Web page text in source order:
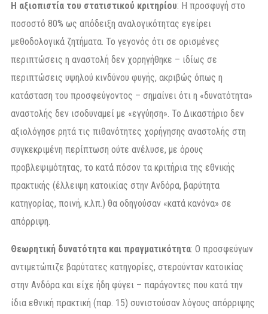
Η αξιοπιστία του στατιστικού κριτηρίου: Η προσφυγή στο
ποσοστό 80% ως απόδειξη αναλογικότητας εγείρει
μεθοδολογικά ζητήματα. Το γεγονός ότι σε ορισμένες
περιπτώσεις η αναστολή δεν χορηγήθηκε – ιδίως σε
περιπτώσεις υψηλού κινδύνου φυγής, ακριβώς όπως η
κατάσταση του προσφεύγοντος – σημαίνει ότι η «δυνατότητα»
αναστολής δεν ισοδυναμεί με «εγγύηση». Το Δικαστήριο δεν
αξιολόγησε ρητά τις πιθανότητες χορήγησης αναστολής στη
συγκεκριμένη περίπτωση ούτε ανέλυσε, με όρους
προβλεψιμότητας, το κατά πόσον τα κριτήρια της εθνικής
πρακτικής (έλλειψη κατοικίας στην Ανδόρα, βαρύτητα
κατηγορίας, ποινή, κ.λπ.) θα οδηγούσαν «κατά κανόνα» σε
απόρριψη.
Θεωρητική δυνατότητα και πραγματικότητα: Ο προσφεύγων
αντιμετώπιζε βαρύτατες κατηγορίες, στερούνταν κατοικίας
στην Ανδόρα και είχε ήδη φύγει – παράγοντες που κατά την
ίδια εθνική πρακτική (παρ. 15) συνιστούσαν λόγους απόρριψης